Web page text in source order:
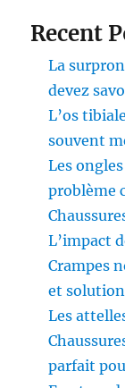
Recent
La
devez
L’os
souvent
Les
problème
L’impact
Crampes
et
Les
parfait